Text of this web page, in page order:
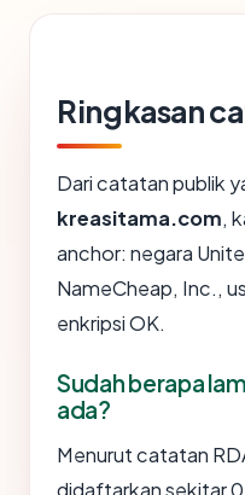
Ringkasan
Dari catatan publik
kreasitama.com,
anchor: negara
NameCheap, Inc.,
enkripsi OK.
Sudah berapa
ada?
Menurut catatan